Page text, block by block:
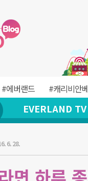
#에버랜드 #캐리비안
EVERLAND TV
6. 28.